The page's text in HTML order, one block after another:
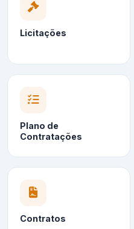
Licitações
Plano de
Contratações
Contratos